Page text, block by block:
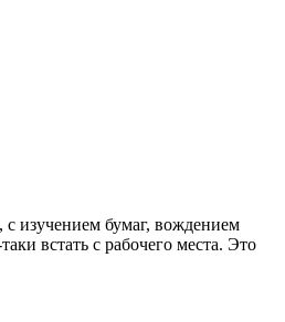
изучением бумаг, вождением
встать с рабочего места. Это